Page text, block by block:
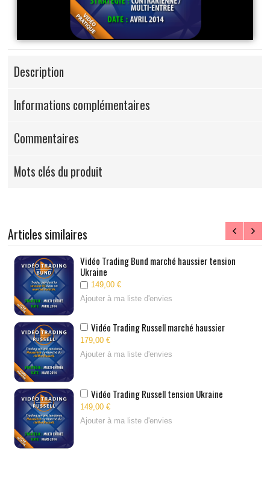
Description
Informations complémentaires
Commentaires
Mots clés du produit
Articles similaires
Vidéo Trading Bund marché haussier tension
Ukraine
149,00 €
Ajouter à ma liste d'envies
Vidéo Trading Russell marché haussier
179,00 €
Ajouter à ma liste d'envies
Vidéo Trading Russell tension Ukraine
149,00 €
Ajouter à ma liste d'envies